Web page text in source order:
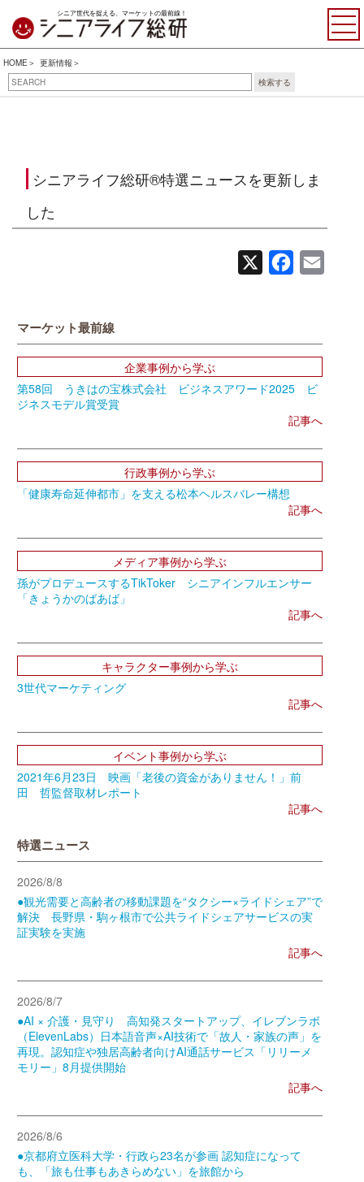
シニア世代を捉える、マーケットの最前線！
HOME
更新情報
検索する
シニアライフ総研®特選ニュースを更新しま
した
Facebook
マーケット最前線
企業事例から学ぶ
第58回 うきはの宝株式会社 ビジネスアワード2025 ビ
ジネスモデル賞受賞
記事へ
行政事例から学ぶ
「健康寿命延伸都市」を支える松本ヘルスバレー構想
記事へ
メディア事例から学ぶ
孫がプロデュースするTikToker シニアインフルエンサー
「きょうかのばあば」
記事へ
キャラクター事例から学ぶ
3世代マーケティング
記事へ
イベント事例から学ぶ
2021年6月23日 映画「老後の資金がありません！」前
田 哲監督取材レポート
記事へ
特選ニュース
2026/8/8
●観光需要と高齢者の移動課題を“タクシー×ライドシェア”で
解決 長野県・駒ヶ根市で公共ライドシェアサービスの実
証実験を実施
記事へ
2026/8/7
●AI × 介護・見守り 高知発スタートアップ、イレブンラボ
（ElevenLabs）日本語音声×AI技術で「故人・家族の声」を
再現。認知症や独居高齢者向けAI通話サービス「リリーメ
モリー」8月提供開始
記事へ
2026/8/6
●京都府立医科大学・行政ら23名が参画 認知症になって
も、「旅も仕事もあきらめない」を旅館から